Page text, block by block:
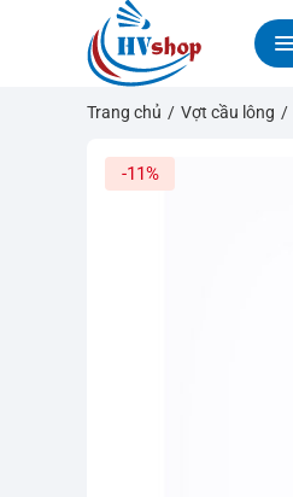
Trang chủ / Vợt cầu lông /
-11%